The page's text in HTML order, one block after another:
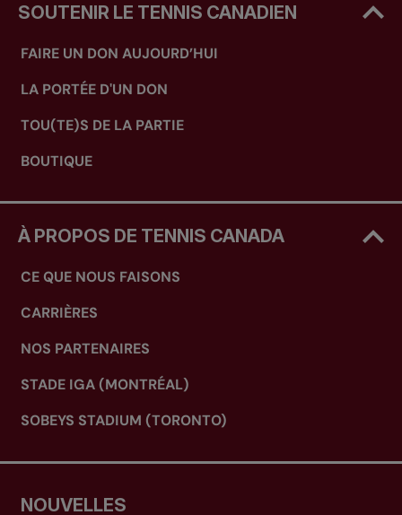
SOUTENIR LE TENNIS CANADIEN
FAIRE UN DON AUJOURD’HUI
LA PORTÉE D'UN DON
TOU(TE)S DE LA PARTIE
BOUTIQUE
À PROPOS DE TENNIS CANADA
CE QUE NOUS FAISONS
CARRIÈRES
NOS PARTENAIRES
STADE IGA (MONTRÉAL)
SOBEYS STADIUM (TORONTO)
NOUVELLES